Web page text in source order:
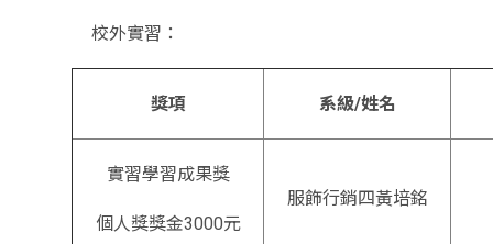
校外實習：
獎項 系級/姓名
實習學習成果獎
個人獎獎金3000元
服飾行銷四黃培銘